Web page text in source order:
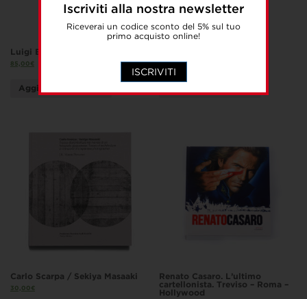
Iscriviti alla nostra newsletter
Riceverai un codice sconto del 5% sul tuo
primo acquisto online!
ISCRIVITI
Luigi Bevilacqua
85,00€
Aggiungi al carrello
40,00€
Carlo Scarpa / Sekiya Masaaki
30,00€
Renato Casaro. L’ultimo
cartellonista. Treviso – Roma –
Hollywood